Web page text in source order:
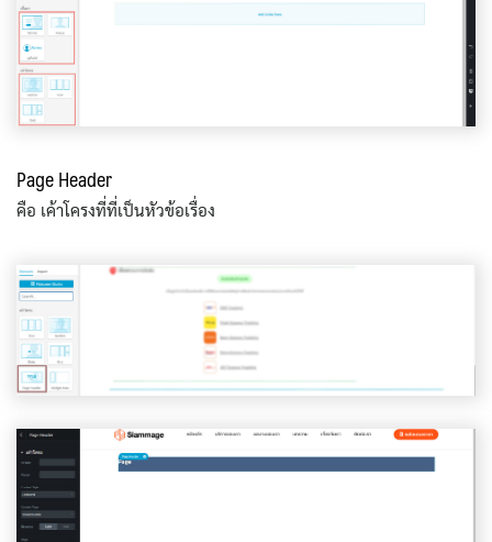
Page Header
คือ เค้าโครงที่ที่เป็นหัวข้อเรื่อง